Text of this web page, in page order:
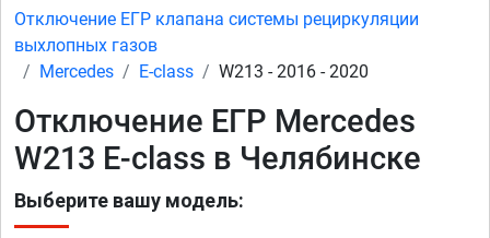
Отключение ЕГР клапана системы рециркуляции
выхлопных газов
Mercedes
E-class W213 - 2016 - 2020
Отключение ЕГР Mercedes
W213 E-class в Челябинске
Выберите вашу модель: